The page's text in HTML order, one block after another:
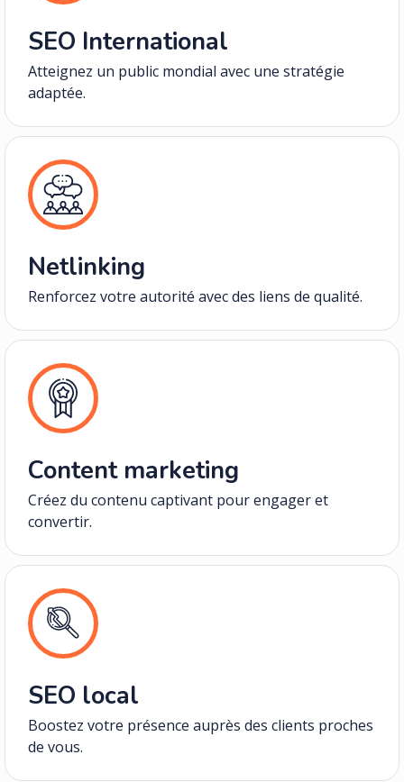
SEO International
Atteignez un public mondial avec une stratégie
adaptée.
Netlinking
Renforcez votre autorité avec des liens de qualité.
Content marketing
Créez du contenu captivant pour engager et
convertir.
SEO local
Boostez votre présence auprès des clients proches
de vous.